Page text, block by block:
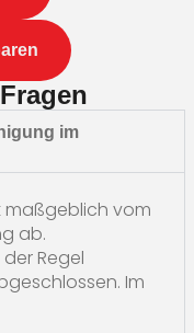
im
maßgeblich vom
ab.
Regel
Im